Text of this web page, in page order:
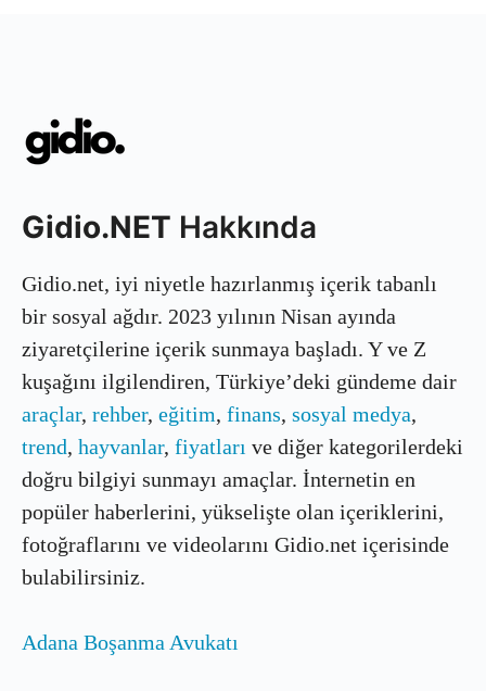
Gidio.NET Hakkında
Gidio.net, iyi niyetle hazırlanmış içerik tabanlı
bir sosyal ağdır. 2023 yılının Nisan ayında
ziyaretçilerine içerik sunmaya başladı. Y ve Z
kuşağını ilgilendiren, Türkiye’deki gündeme dair
araçlar, rehber, eğitim, finans, sosyal medya,
trend, hayvanlar, fiyatları ve diğer kategorilerdeki
doğru bilgiyi sunmayı amaçlar. İnternetin en
popüler haberlerini, yükselişte olan içeriklerini,
fotoğraflarını ve videolarını Gidio.net içerisinde
bulabilirsiniz.
Adana Boşanma Avukatı